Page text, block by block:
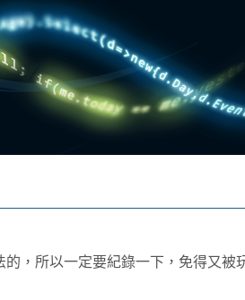
，所以一定要紀錄一下，免得又被